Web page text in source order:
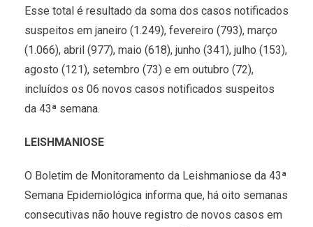
Esse total é resultado da soma dos casos notificados
suspeitos em janeiro (1.249), fevereiro (793), março
(1.066), abril (977), maio (618), junho (341), julho (153),
agosto (121), setembro (73) e em outubro (72),
incluídos os 06 novos casos notificados suspeitos
da 43ª semana.
LEISHMANIOSE
O Boletim de Monitoramento da Leishmaniose da 43ª
Semana Epidemiológica informa que, há oito semanas
consecutivas não houve registro de novos casos em